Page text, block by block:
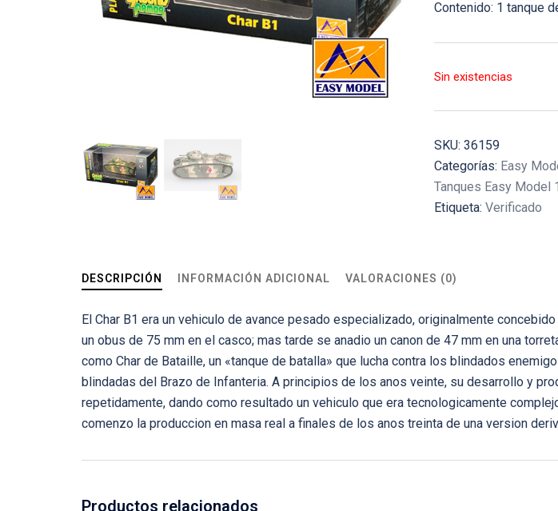
Contenido: 1 tanque
Sin existencias
SKU: 36159
Categorías: Easy
Tanques Easy Model
Etiqueta: Verificado
DESCRIPCIÓN INFORMACIÓN ADICIONAL VALORACIONES (0)
El Char B1 era un vehiculo de avance pesado especializado, originalmente
un obus de 75 mm en el casco; mas tarde se anadio un canon de 47 mm en una
como Char de Bataille, un «tanque de batalla» que lucha contra los blindados
blindadas del Brazo de Infanteria. A principios de los anos veinte, su desarrollo y
repetidamente, dando como resultado un vehiculo que era tecnologicamente
comenzo la produccion en masa real a finales de los anos treinta de una version
Productos relacionados